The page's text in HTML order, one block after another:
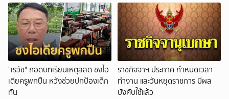
"เรวัช" ถอดบทเรียนเหตุสลด ชงไอ
เดียครูพกปืน หวังช่วยปกป้องเด็ก
ทัน
ราชกิจจาฯ ประกาศ กำหนดเวลา
ทำงาน และวันหยุดราชการ มีผล
บังคับใช้แล้ว